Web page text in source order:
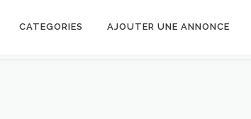
CATEGORIES AJOUTER UNE ANNONCE